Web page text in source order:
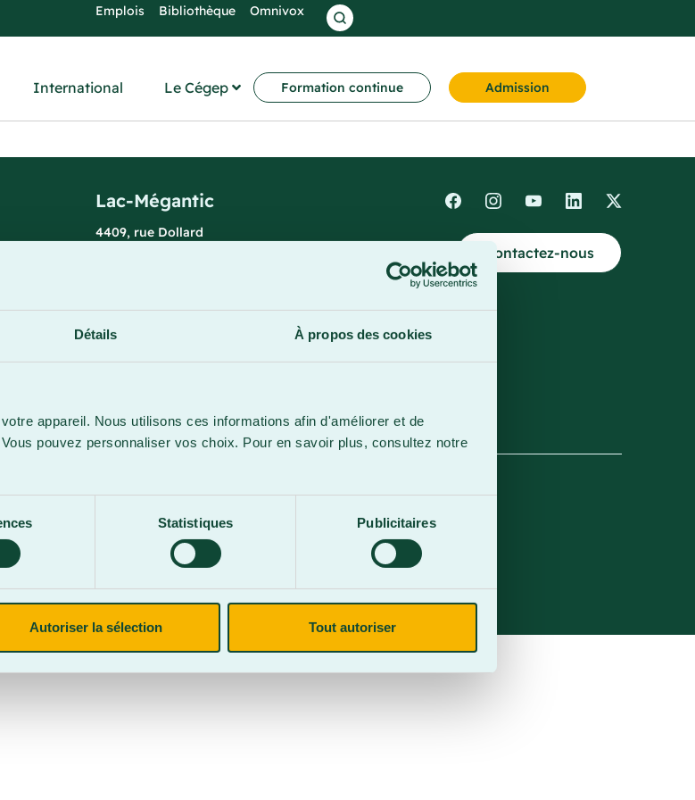
Détails À propos des cookies
appareil. Nous utilisons ces informations afin d'améliorer et de
pouvez personnaliser vos choix. Pour en savoir plus, consultez notre
Statistiques Publicitaires
Autoriser la sélection Tout autoriser
Emplois Bibliothèque Omnivox
International Le Cégep Formation continue Admission
Lac-Mégantic
4409, rue Dollard
819 583-5432
Contactez-nous
parParkour3 Expert HubSpot